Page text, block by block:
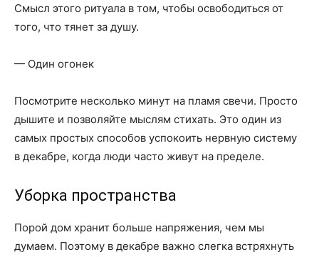
Смысл этого ритуала в том, чтобы освободиться от
того, что тянет за душу.
— Один огонек
Посмотрите несколько минут на пламя свечи. Просто
дышите и позволяйте мыслям стихать. Это один из
самых простых способов успокоить нервную систему
в декабре, когда люди часто живут на пределе.
Уборка пространства
Порой дом хранит больше напряжения, чем мы
думаем. Поэтому в декабре важно слегка встряхнуть